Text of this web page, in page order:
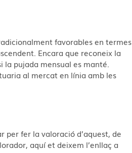
favorables en termes
Encara que reconeix la
pujada mensual es manté.
al mercat en línia amb les
per fer la valoració d’aquest, de
aquí et deixem l’enllaç a